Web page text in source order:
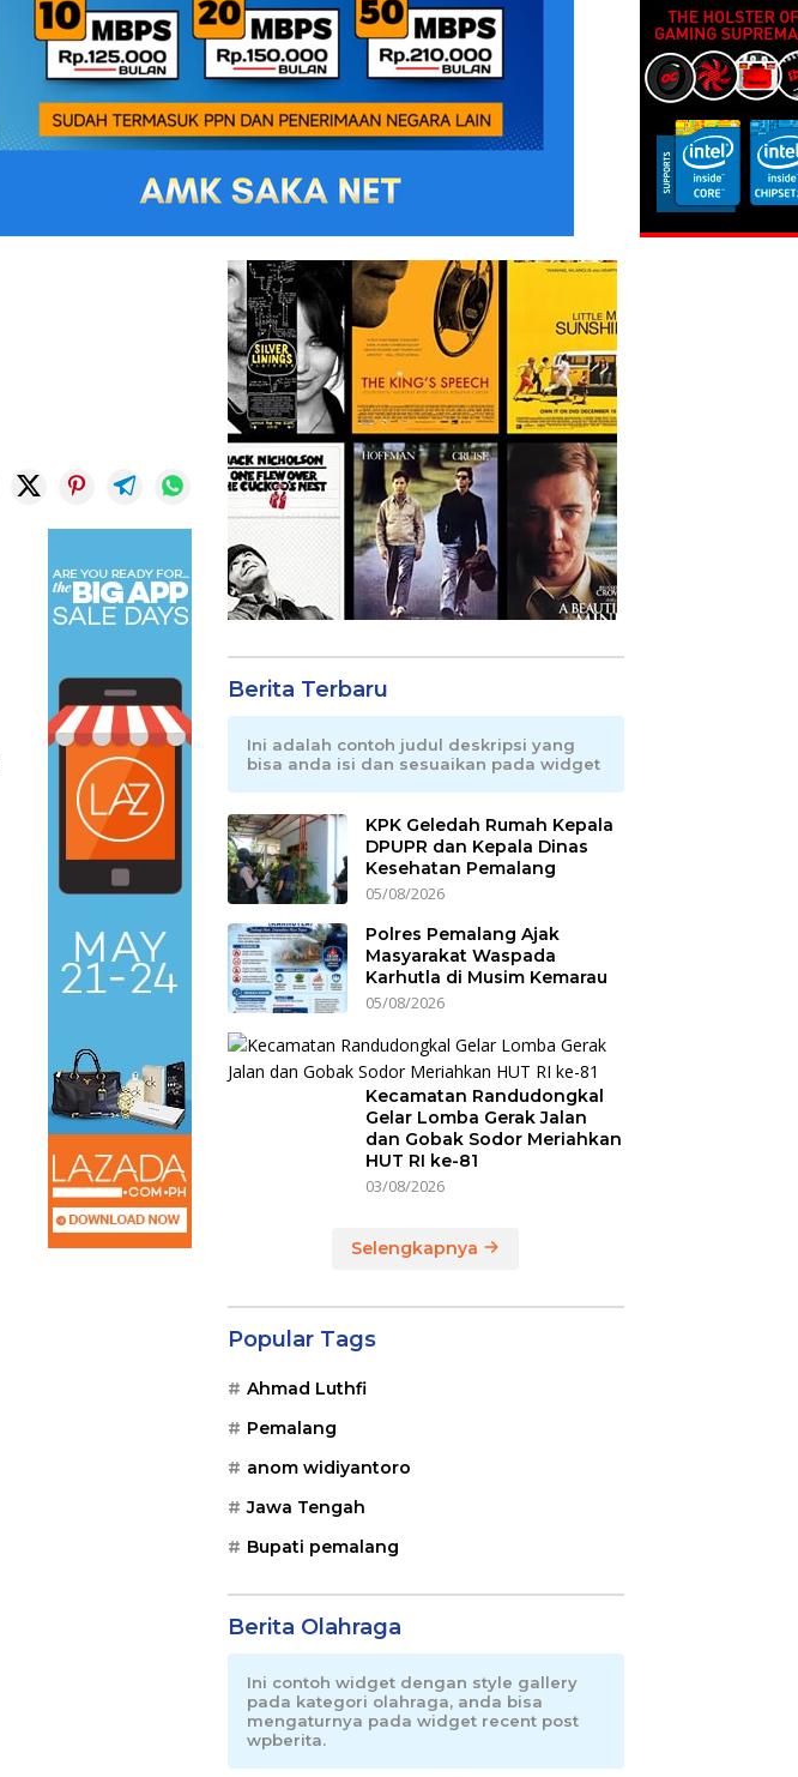
Berita Terbaru
Ini adalah contoh judul deskripsi yang
bisa anda isi dan sesuaikan pada widget
KPK Geledah Rumah Kepala
DPUPR dan Kepala Dinas
Kesehatan Pemalang
05/08/2026
Polres Pemalang Ajak
Masyarakat Waspada
Karhutla di Musim Kemarau
05/08/2026
Kecamatan Randudongkal
Gelar Lomba Gerak Jalan
dan Gobak Sodor Meriahkan
HUT RI ke-81
03/08/2026
Selengkapnya
Popular Tags
Ahmad Luthfi
Pemalang
anom widiyantoro
Jawa Tengah
Bupati pemalang
Berita Olahraga
Ini contoh widget dengan style gallery
pada kategori olahraga, anda bisa
mengaturnya pada widget recent post
wpberita.